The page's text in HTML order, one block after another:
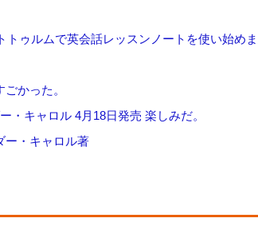
ゥルムで英会話レッスンノートを使い始めま
かった。
・キャロル 4月18日発売 楽しみだ。
・キャロル著